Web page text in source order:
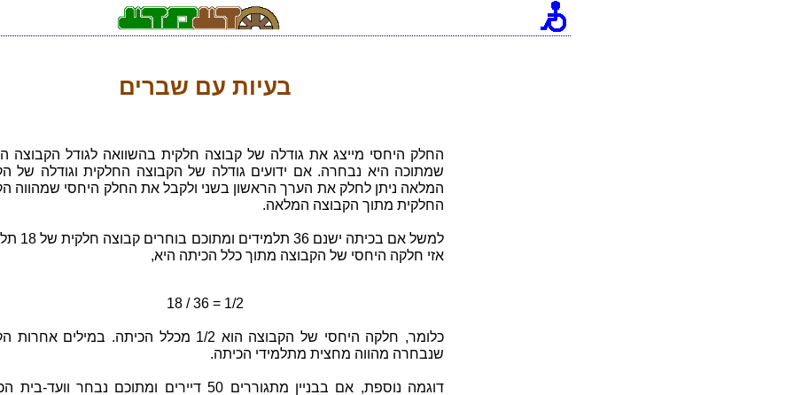
בעיות עם שברים
החלק היחסי מייצג את גודלה של קבוצה חלקית בהשוואה לגודל הקבוצה
שמתוכה היא נבחרה. אם ידועים גודלה של הקבוצה החלקית וגודלה של
המלאה ניתן לחלק את הערך הראשון בשני ולקבל את החלק היחסי שמהווה
החלקית מתוך הקבוצה המלאה.
למשל אם בכיתה ישנם
אזי חלקה היחסי של הקבוצה מתוך כלל הכיתה היא,
18 / 36 = 1/2
כלומר, חלקה היחסי של הקבוצה הוא 1/2 מכלל הכיתה. במילים
שנבחרה מהווה מחצית מתלמידי הכיתה.